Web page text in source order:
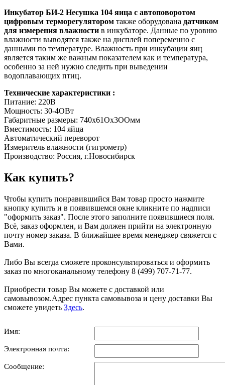
Инкубатор БИ-2 Несушка 104 яица с автоповоротом
цифровым терморегулятором также оборудована датчиком
для измерения влажности в инкубаторе. Данные по уровню
влажности выводятся также на дисплей попеременно с
данными по температуре. Влажность при инкубации яиц
является таким же важным показателем как и температура,
особенно за ней нужно следить при выведении
водоплавающих птиц.
Технические характеристики :
Питание: 220В
Мощность: 30-4ОВт
Габаритные размеры: 740х61Ох3ООмм
Вместимость: 104 яйца
Автоматический переворот
Измеритель влажности (гигрометр)
Производство: Россия, г.Новосибирск
Как купить?
Чтобы купить понравившийся Вам товар просто нажмите
кнопку купить и в появившемся окне кликните по надписи
"оформить заказ". После этого заполните появившиеся поля.
Всё, заказ оформлен, и Вам должен прийти на электронную
почту номер заказа. В ближайшее время менеджер свяжется с
Вами.
Либо Вы всегда сможете проконсультироваться и оформить
заказ по многоканальному телефону 8 (499) 707-71-77.
Приобрести товар Вы можете с доставкой или
самовывозом.Адрес пункта самовывоза и цену доставки Вы
сможете увидеть Здесь.
Имя:
Электронная почта:
Сообщение: